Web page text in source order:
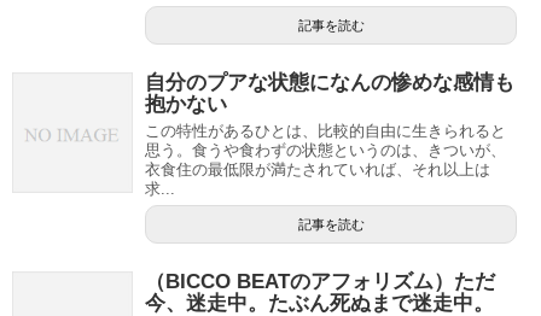
記事を読む
自分のプアな状態になんの惨めな感情も
抱かない
この特性があるひとは、比較的自由に生きられると
思う。食うや食わずの状態というのは、きついが、
衣食住の最低限が満たされていれば、それ以上は
求...
記事を読む
（BICCO BEATのアフォリズム）ただ
今、迷走中。たぶん死ぬまで迷走中。